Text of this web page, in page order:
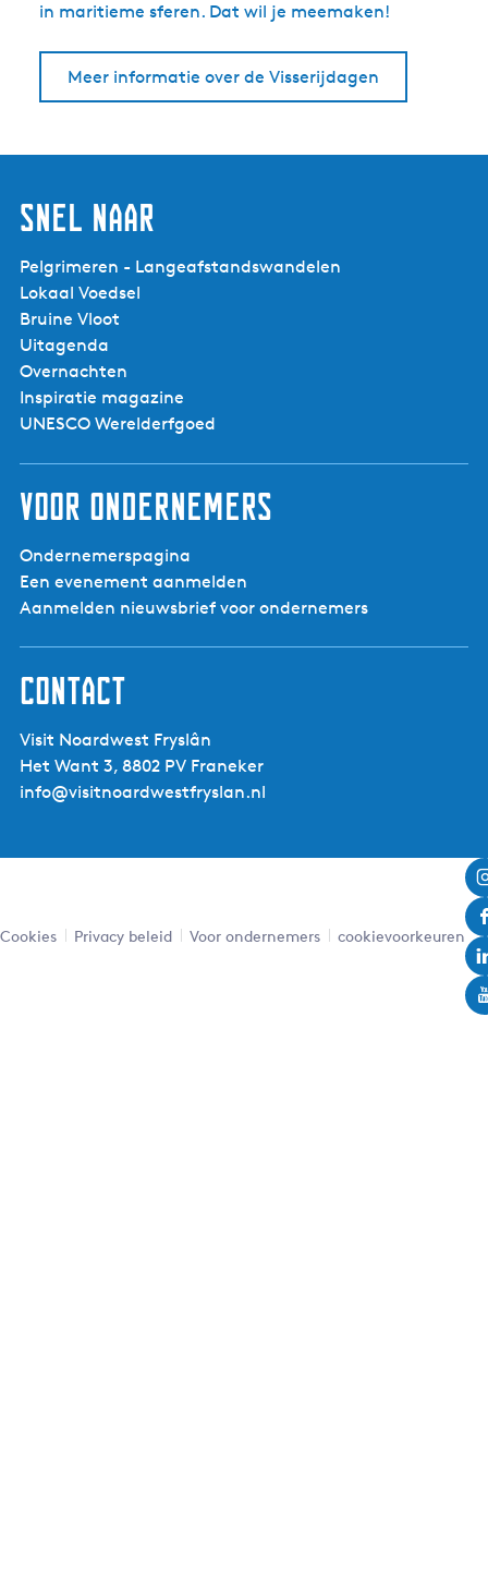
in maritieme sferen. Dat wil je meemaken!
Meer informatie over de Visserijdagen
Snel naar
Pelgrimeren - Langeafstandswandelen
Lokaal Voedsel
Bruine Vloot
Uitagenda
Overnachten
Inspiratie magazine
UNESCO Werelderfgoed
Voor ondernemers
Ondernemerspagina
Een evenement aanmelden
Aanmelden nieuwsbrief voor ondernemers
Contact
Visit Noardwest Fryslân
Het Want 3, 8802 PV Franeker
info@visitnoardwestfryslan.nl
Cookies Privacy beleid Voor ondernemers cookievoorkeuren